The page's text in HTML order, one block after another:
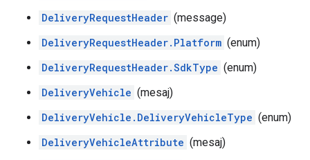
DeliveryRequestHeader (message)
DeliveryRequestHeader.Platform (enum)
DeliveryRequestHeader.SdkType (enum)
DeliveryVehicle (mesaj)
DeliveryVehicle.DeliveryVehicleType (enum)
DeliveryVehicleAttribute (mesaj)